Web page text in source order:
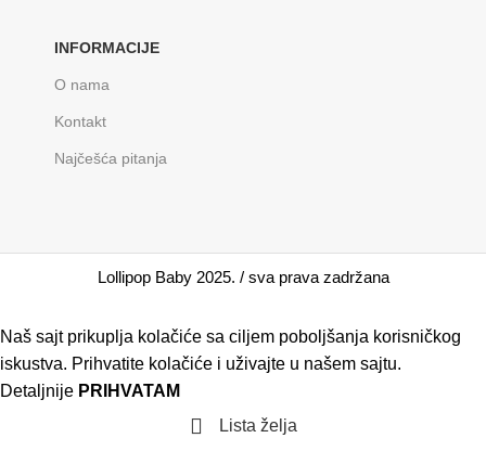
INFORMACIJE
O nama
Kontakt
Najčešća pitanja
Lollipop Baby 2025. / sva prava zadržana
Naš sajt prikuplja kolačiće sa ciljem poboljšanja korisničkog
iskustva. Prihvatite kolačiće i uživajte u našem sajtu.
Detaljnije PRIHVATAM
Lista želja